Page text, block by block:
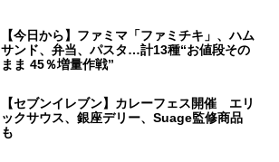
【今日から】ファミマ「ファミチキ」、ハム
サンド、弁当、パスタ…計13種“お値段その
まま 45％増量作戦”
【セブンイレブン】カレーフェス開催 エリ
ックサウス、銀座デリー、Suage監修商品
も